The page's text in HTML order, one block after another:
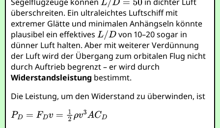
überschreiten. Ein ultraleichtes Luftschiff mit
extremer Glätte und minimalen Anhängseln könnte
plausibel ein effektives
von 10–20 sogar in
dünner Luft halten. Aber mit weiterer Verdünnung
der Luft wird der Übergang zum orbitalen Flug nicht
durch Auftrieb begrenzt – er wird durch
Widerstandsleistung bestimmt.
Die Leistung, um den Widerstand zu überwinden, ist